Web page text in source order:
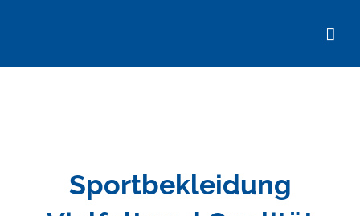
Sportbekleidung